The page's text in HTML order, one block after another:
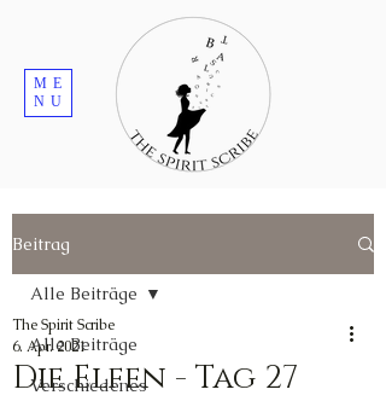
ME
NU
Beitrag
Alle Beiträge
Verschiedenes
Alle Beiträge
Die Elfen - Tag 27
The Spirit Scribe
6. Apr. 2021